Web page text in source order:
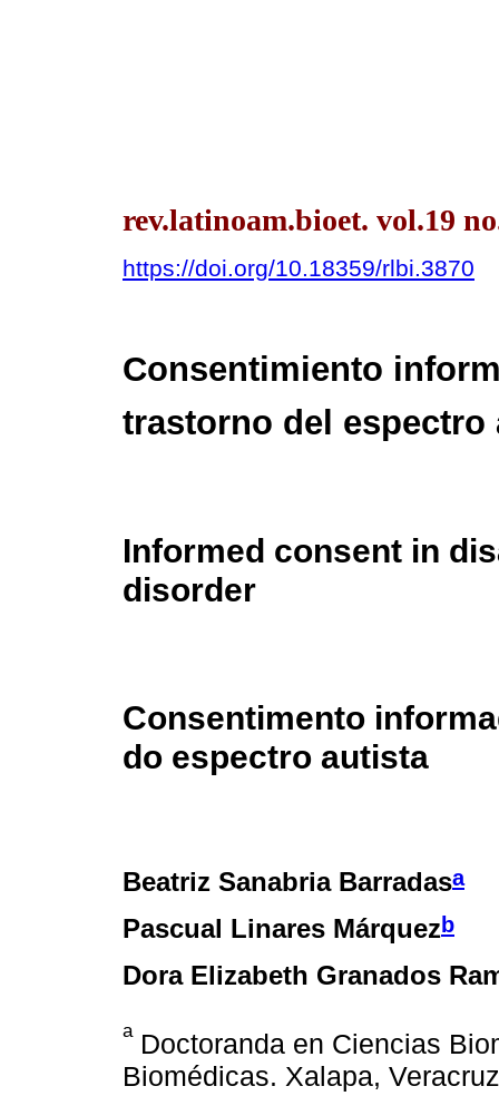
rev.latinoam.bioet. vol.19
https://doi.org/10.18359/rlbi.3870
Consentimiento
trastorno del espectro
Informed consent in
disorder
Consentimento
do espectro autista
Beatriz Sanabria Barradasa
Pascual Linares Márquezb
Dora Elizabeth Granados
aDoctoranda en Ciencias
Biomédicas. Xalapa,